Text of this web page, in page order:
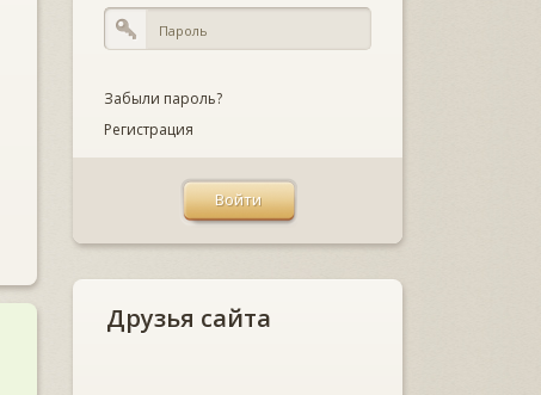
Забыли пароль?
Регистрация
Друзья сайта